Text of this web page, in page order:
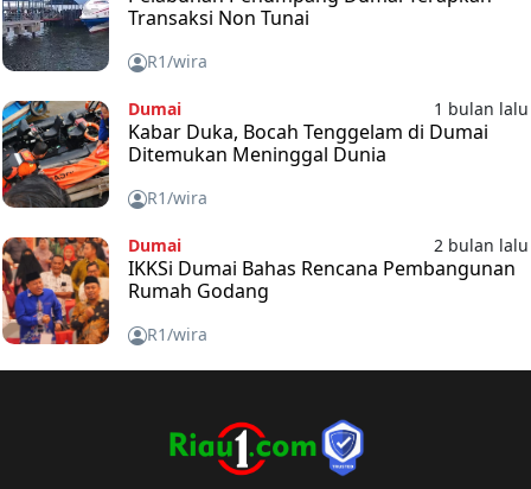
Transaksi Non Tunai
R1/wira
Dumai 1 bulan lalu
Kabar Duka, Bocah Tenggelam di Dumai
Ditemukan Meninggal Dunia
R1/wira
Dumai 2 bulan lalu
IKKSi Dumai Bahas Rencana Pembangunan
Rumah Godang
R1/wira